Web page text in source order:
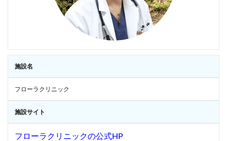
施設名
フローラクリニック
施設サイト
フローラクリニックの公式HP